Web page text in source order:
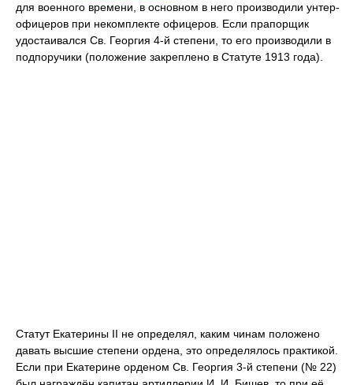
для военного времени, в основном в него производили унтер-
офицеров при некомплекте офицеров. Если прапорщик
удостаивался Св. Георгия 4-й степени, то его производили в
подпоручики (положение закреплено в Статуте 1913 года).
Статут Екатерины II не определял, каким чинам положено
давать высшие степени ордена, это определялось практикой.
Если при Екатерине орденом Св. Георгия 3-й степени (№ 22)